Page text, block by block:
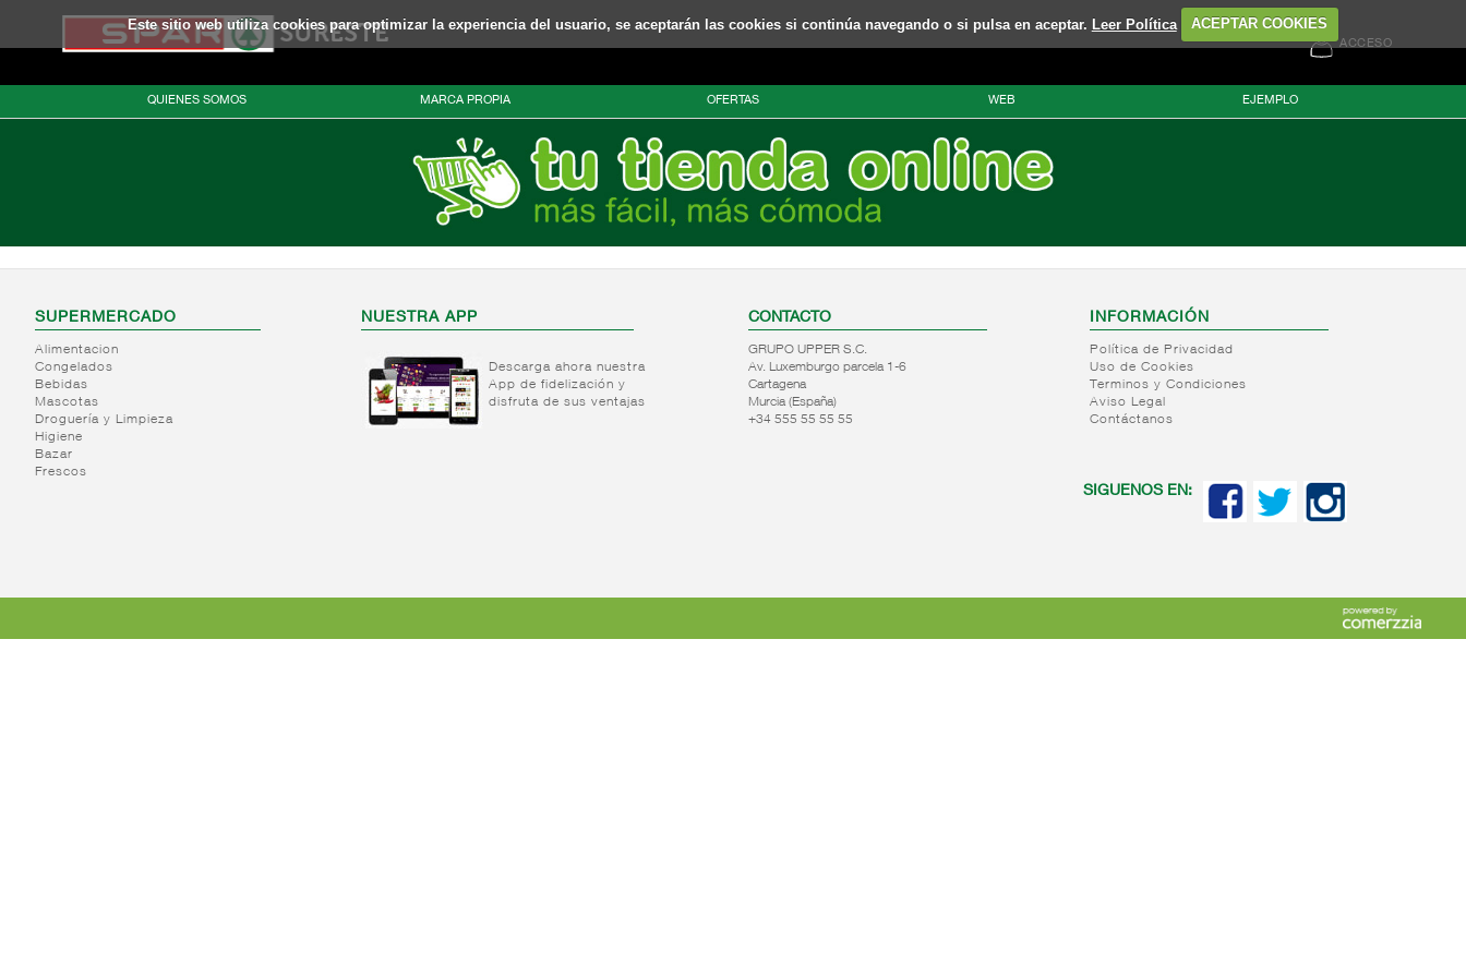
Este sitio web utiliza cookies para optimizar la experiencia del usuario, se aceptarán las cookies si continúa navegando o si pulsa en aceptar. Leer Política ACEPTAR COOKIES
ACCESO
QUIENES SOMOS MARCA PROPIA OFERTAS WEB EJEMPLO
SUPERMERCADO
Alimentacion
Congelados
Bebidas
Mascotas
Droguería y Limpieza
Higiene
Bazar
Frescos
NUESTRA APP
Descarga ahora nuestra
App de fidelización y
disfruta de sus ventajas
CONTACTO
GRUPO UPPER S.C.
Av. Luxemburgo parcela 1-6
Cartagena
Murcia (España)
+34 555 55 55 55
INFORMACIÓN
Política de Privacidad
Uso de Cookies
Terminos y Condiciones
Aviso Legal
Contáctanos
SIGUENOS EN: